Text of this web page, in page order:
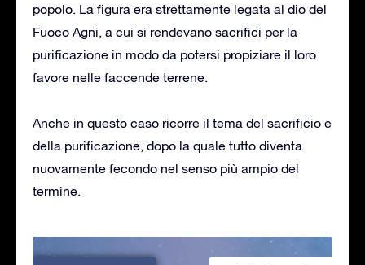
popolo. La figura era strettamente legata al dio del
Fuoco Agni, a cui si rendevano sacrifici per la
purificazione in modo da potersi propiziare il loro
favore nelle faccende terrene.
Anche in questo caso ricorre il tema del sacrificio e
della purificazione, dopo la quale tutto diventa
nuovamente fecondo nel senso più ampio del
termine.